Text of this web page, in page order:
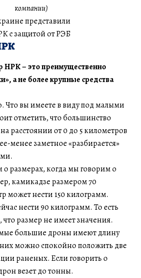
компании)
представили
с защитой от РЭБ
НРК – это преимущественно
а не более крупные средства
Что вы имеете в виду под малыми
отметить, что большинство
расстоянии от 0 до 5 километров
менее заметное «разбирается»
размерах, когда мы говорим о
камикадзе размером 70
может нести 150 килограмм.
нести 90 килограмм. То есть
что размер не имеет значения.
большие дроны имеют длину
них можно спокойно положить две
раненых. Если говорить о
везет до тонны.